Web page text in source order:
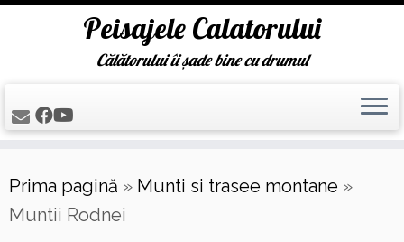
to
content
Peisajele Calatorului
Călătorului îi șade bine cu drumul
Prima pagină » Munti si trasee montane »
Muntii Rodnei